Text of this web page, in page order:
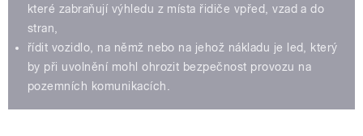
které zabraňují výhledu z místa řidiče vpřed, vzad a do
stran,
řídit vozidlo, na němž nebo na jehož nákladu je led, který
by při uvolnění mohl ohrozit bezpečnost provozu na
pozemních komunikacích.